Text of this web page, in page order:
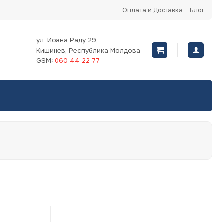
Оплата и Доставка Блог
ул. Иоана Раду 29,
Кишинев, Республика Молдова
GSM: 060 44 22 77